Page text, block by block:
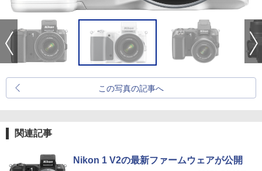
この写真の記事へ
関連記事
Nikon 1 V2の最新ファームウェアが公開